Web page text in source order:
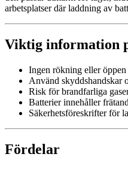
arbetsplatser där laddning av
Viktig information
Ingen rökning eller öppen
Använd skyddshandskar
Risk för brandfarliga
Batterier innehåller
Säkerhetsföreskrifter för
Fördelar